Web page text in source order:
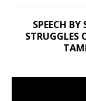
SPEECH
STRUGGLES